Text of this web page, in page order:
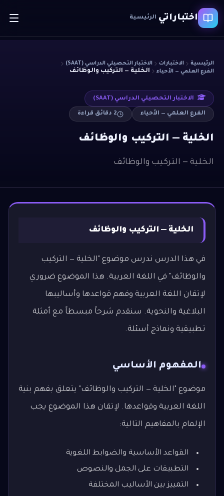
اختباراتي الرئيسية
الرئيسية الاختبارات
الاختبار التحصيلي الدراسي (SAAT)
الفرع العلمي — الأحياء
الخلية — التركيب والوظائف
الاختبار التحصيلي الدراسي (SAAT)
الفرع العلمي — الأحياء 2 دقائق قراءة
الخلية — التركيب والوظائف
الخلية — التركيب والوظائف
الخلية — التركيب والوظائف
في هذا الدرس ندرس موضوع "الخلية — التركيب
والوظائف" في اللغة العربية. هذا الموضوع ضروري
لإتقان اللغة العربية وفهم قواعدها وأساليبها
البلاغية والنحوية. سنقدم شرحاً مبسطاً مع أمثلة
تطبيقية ونماذج أسئلة.
المفهوم الأساسي
موضوع "الخلية — التركيب والوظائف" يتعلق بفهم بنية
اللغة العربية وقواعدها. لإتقان هذا الموضوع يجب
الإلمام بالمفاهيم التالية:
القواعد الأساسية والضوابط اللغوية
التطبيقات على الجمل والنصوص
التمييز بين الأساليب المختلفة